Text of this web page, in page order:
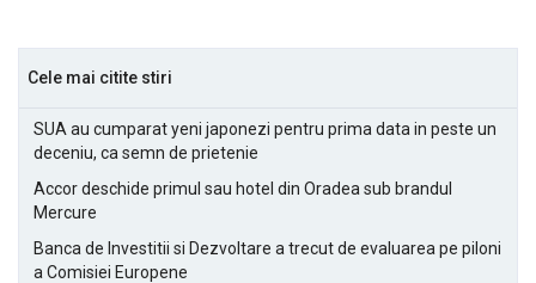
Cele mai citite stiri
SUA au cumparat yeni japonezi pentru prima data in peste un
deceniu, ca semn de prietenie
Accor deschide primul sau hotel din Oradea sub brandul
Mercure
Banca de Investitii si Dezvoltare a trecut de evaluarea pe piloni
a Comisiei Europene